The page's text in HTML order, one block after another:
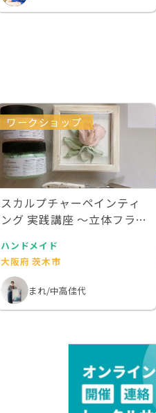
ワークショップ
スカルプチャーペインティ
ング 実践講座 〜立体フラワ
ハンドメイド
大阪府 茨木市
まれ/中高佳代